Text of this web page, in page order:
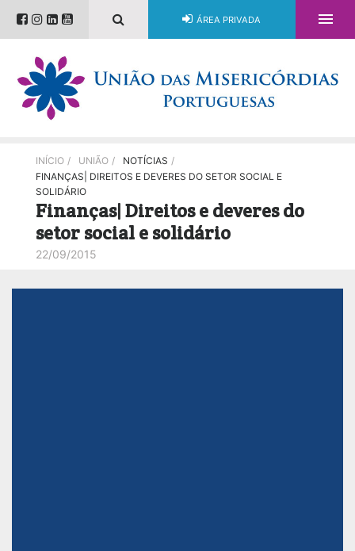
ÁREA PRIVADA 
INÍCIO / UNIÃO / NOTÍCIAS /
FINANÇAS| DIREITOS E DEVERES DO SETOR SOCIAL E
SOLIDÁRIO
Finanças| Direitos e deveres do
setor social e solidário
22/09/2015